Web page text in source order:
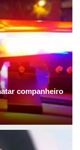
companheiro